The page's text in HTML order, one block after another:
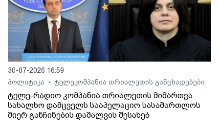
30-07-2026 16:59
პოლიტიკა
• ტელეკომპანია თრიალეთის განცხადებები
ტელე-რადიო კომპანია თრიალეთის მიმართვა
სახალხო დამცველს სააპელაციო სასამართლოს
მიერ განჩინების დამალვის შესახებ